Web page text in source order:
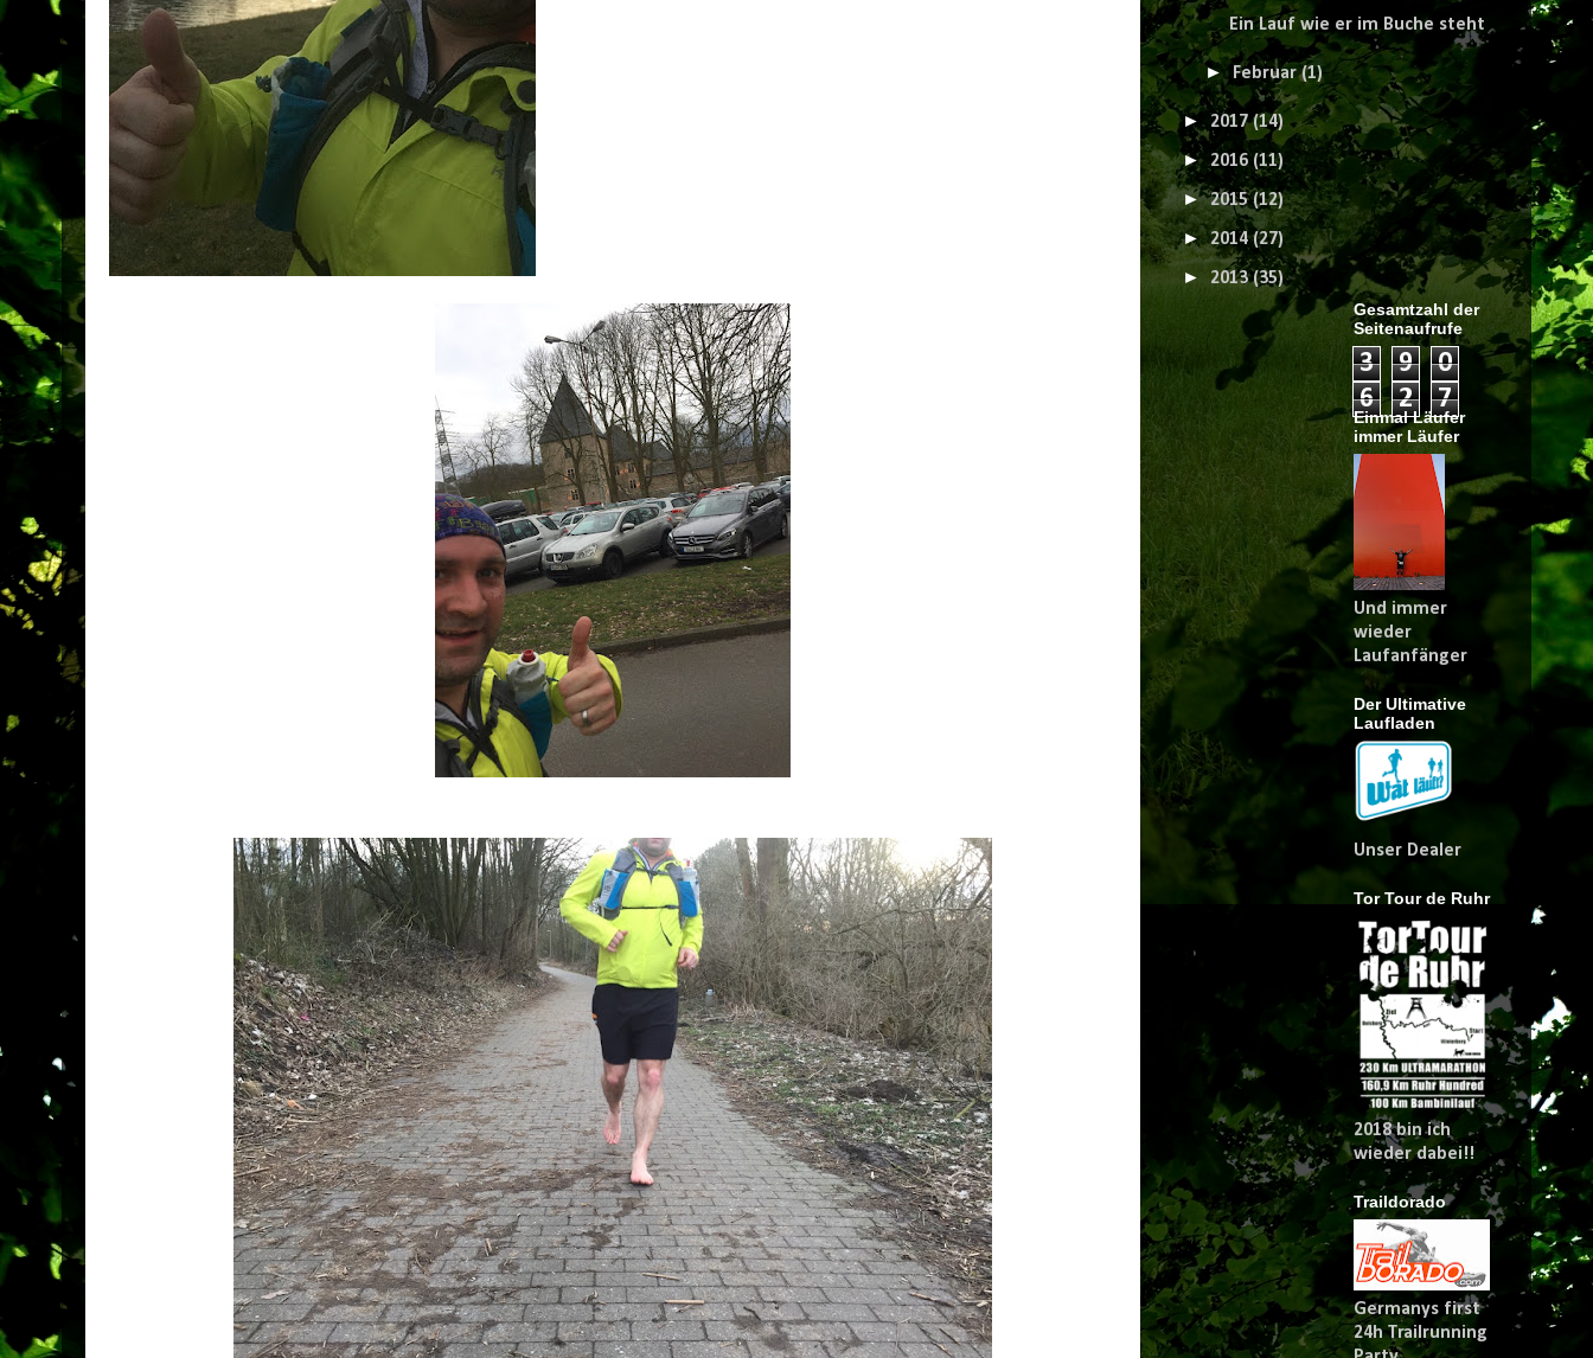
Ein Lauf wie er im Buche steht
► Februar(1)
► 2017(14)
►2016 (11)
►2015(12)
►2014(27)
► 2013(35)
Gesamtzahl der
Seitenaufrufe
3 9
0
6
2 7
Einmal Läufer
immer Läufer
Und immer
wieder
Laufanfänger
Der Ultimative
Laufladen
Unser Dealer
Tor Tour de Ruhr
2018 bin ich
wieder dabei!!
Traildorado
Germanys first
24h Trailrunning